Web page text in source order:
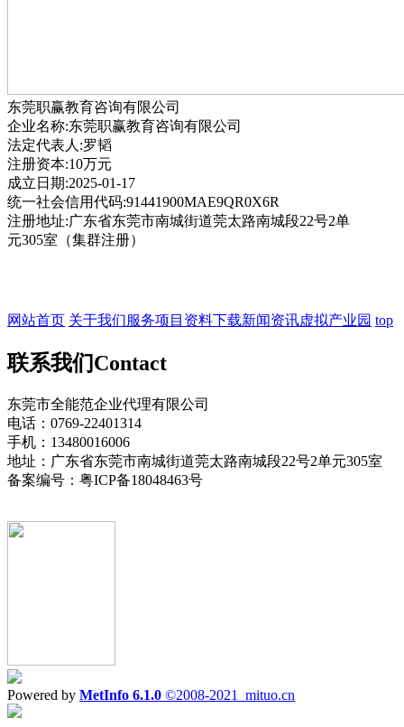
东莞职赢教育咨询有限公司
企业名称:东莞职赢教育咨询有限公司
法定代表人:罗韬
注册资本:10万元
成立日期:2025-01-17
统一社会信用代码:91441900MAE9QR0X6R
注册地址:广东省东莞市南城街道莞太路南城段22号2单
元305室（集群注册）
网站首页 关于我们服务项目 资料下载新闻资讯虚拟产业园 top
联系我们Contact
东莞市全能范企业代理有限公司
电话：0769-22401314
手机：13480016006
地址：广东省东莞市南城街道莞太路南城段22号2单元305室
备案编号：粤ICP备18048463号
Powered by MetInfo 6.1.0 ©2008-2021 mituo.cn